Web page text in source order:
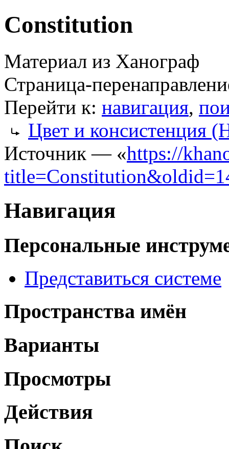
Constitution
Материал из Ханограф
Страница-
Перейти к: навигация,
Цвет и консистенция
Источник — «https://
Навигация
Персональные
Представиться системе
Пространства имён
Варианты
Просмотры
Действия